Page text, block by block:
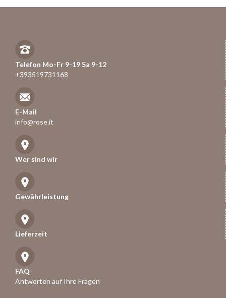
Telefon Mo-Fr 9-19 Sa 9-12
+393519731168
E-Mail
info@rose.it
Wer sind wir
Gewährleistung
Lieferzeit
FAQ
Antworten auf Ihre Fragen